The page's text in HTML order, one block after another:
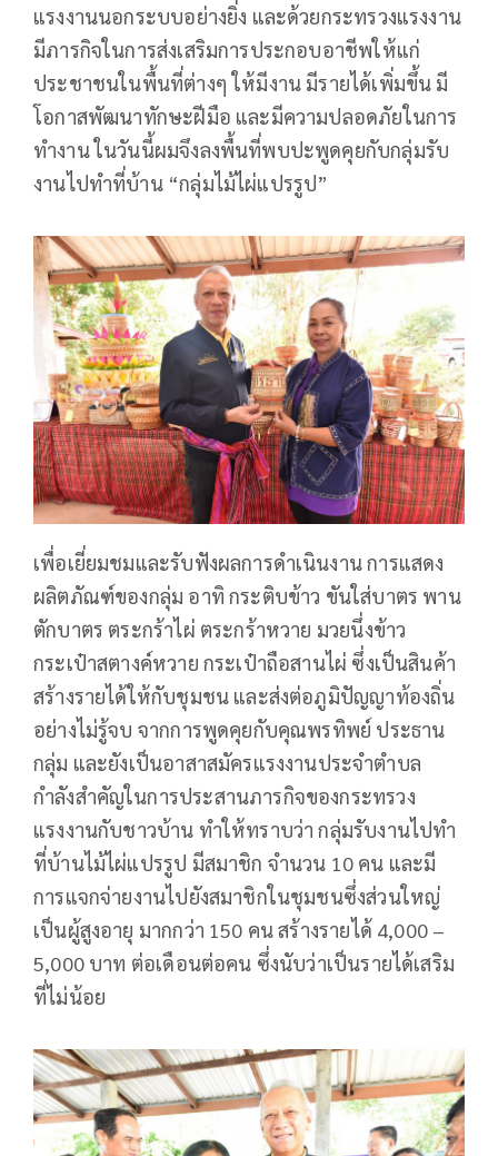
แรงงานนอกระบบอย่างยิ่ง และด้วยกระทรวงแรงงาน
มีภารกิจในการส่งเสริมการประกอบอาชีพให้แก่
ประชาชนในพื้นที่ต่างๆ ให้มีงาน มีรายได้เพิ่มขึ้น มี
โอกาสพัฒนาทักษะฝีมือ และมีความปลอดภัยในการ
ทำงาน ในวันนี้ผมจึงลงพื้นที่พบปะพูดคุยกับกลุ่มรับ
งานไปทำที่บ้าน “กลุ่มไม้ไผ่แปรรูป”
เพื่อเยี่ยมชมและรับฟังผลการดำเนินงาน การแสดง
ผลิตภัณฑ์ของกลุ่ม อาทิ กระติบข้าว ขันใส่บาตร พาน
ตักบาตร ตระกร้าไผ่ ตระกร้าหวาย มวยนึ่งข้าว
กระเป๋าสตางค์หวาย กระเป๋าถือสานไผ่ ซึ่งเป็นสินค้า
สร้างรายได้ให้กับชุมชน และส่งต่อภูมิปัญญาท้องถิ่น
อย่างไม่รู้จบ จากการพูดคุยกับคุณพรทิพย์ ประธาน
กลุ่ม และยังเป็นอาสาสมัครแรงงานประจำตำบล
กำลังสำคัญในการประสานภารกิจของกระทรวง
แรงงานกับชาวบ้าน ทำให้ทราบว่า กลุ่มรับงานไปทำ
ที่บ้านไม้ไผ่แปรรูป มีสมาชิก จำนวน 10 คน และมี
การแจกจ่ายงานไปยังสมาชิกในชุมชนซึ่งส่วนใหญ่
เป็นผู้สูงอายุ มากกว่า 150 คน สร้างรายได้ 4,000 –
5,000 บาท ต่อเดือนต่อคน ซึ่งนับว่าเป็นรายได้เสริม
ที่ไม่น้อย